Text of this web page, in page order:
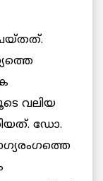
വലിയ
ഡോ.